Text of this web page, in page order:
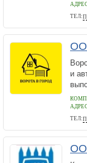
ТЕЛ:7
и
ТЕЛ: